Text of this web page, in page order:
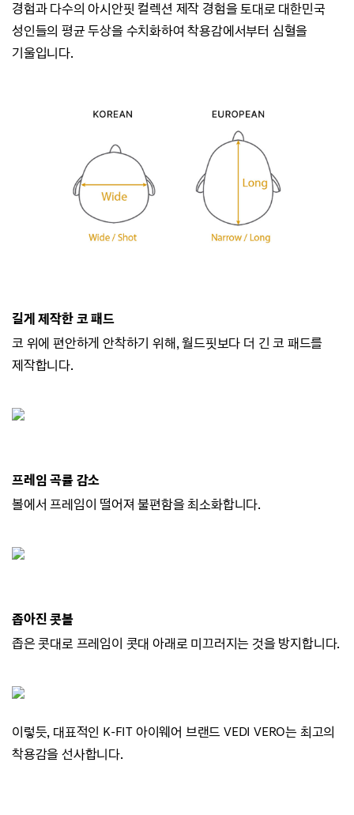
경험과 다수의 아시안핏 컬렉션 제작 경험을 토대로 대한민국
성인들의 평균 두상을 수치화하여착용감에서부터 심혈을
기울입니다.
길게 제작한 코 패드
코 위에 편안하게 안착하기 위해, 월드핏보다 더 긴 코 패드를
제작합니다.
프레임 곡률 감소
볼에서 프레임이 떨어져 불편함을 최소화합니다.
좁아진 콧볼
좁은 콧대로 프레임이 콧대 아래로 미끄러지는 것을 방지합니다.
이렇듯, 대표적인 K-FIT 아이웨어 브랜드VEDI VERO는 최고의
착용감을 선사합니다.